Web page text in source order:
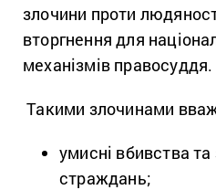
злочини проти
вторгнення для
механізмів правосуддя.
Такими злочинами
умисні вбивства
страждань;